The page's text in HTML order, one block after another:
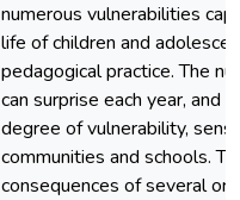
numerous vulnerabilities
life of children and
pedagogical practice. The
can surprise each year, and
degree of vulnerability,
communities and schools.
consequences of several